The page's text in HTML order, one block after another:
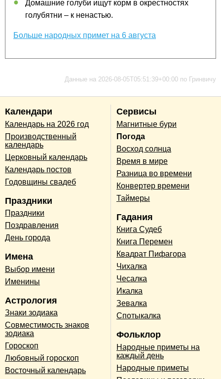
Домашние голуби ищут корм в окрестностях
голубятни – к ненастью.
Больше народных примет на 6 августа
Данные на 2026-08-05T05:51:39+00:00 по Гринвичу
Календари
Календарь на 2026 год
Производственный
календарь
Церковный календарь
Календарь постов
Годовщины свадеб
Праздники
Праздники
Поздравления
День города
Имена
Выбор имени
Именины
Астрология
Знаки зодиака
Совместимость знаков
зодиака
Гороскоп
Любовный гороскоп
Восточный календарь
Сервисы
Магнитные бури
Погода
Восход солнца
Время в мире
Разница во времени
Конвертер времени
Таймеры
Гадания
Книга Судеб
Книга Перемен
Квадрат Пифагора
Чихалка
Чесалка
Икалка
Зевалка
Спотыкалка
Фольклор
Народные приметы на
каждый день
Народные приметы